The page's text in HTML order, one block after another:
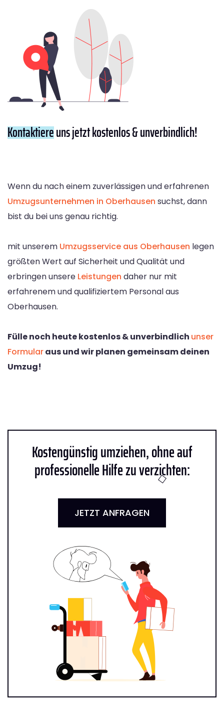
Kontaktiereuns jetzt kostenlos & unverbindlich!
Wenn du nach einem zuverlässigen und erfahrenen
Umzugsunternehmen in Oberhausen suchst, dann
bist du bei uns genau richtig.
mit unserem Umzugsservice aus Oberhausen legen
größten Wert auf Sicherheit und Qualität und
erbringen unsere Leistungen daher nur mit
erfahrenem und qualifiziertem Personal aus
Oberhausen.
Fülle noch heute kostenlos & unverbindlich unser
Formularaus und wir planen gemeinsam deinen
Umzug!
Kostengünstig umziehen, ohne auf
professionelle Hilfe zu verzichten:
JETZT ANFRAGEN